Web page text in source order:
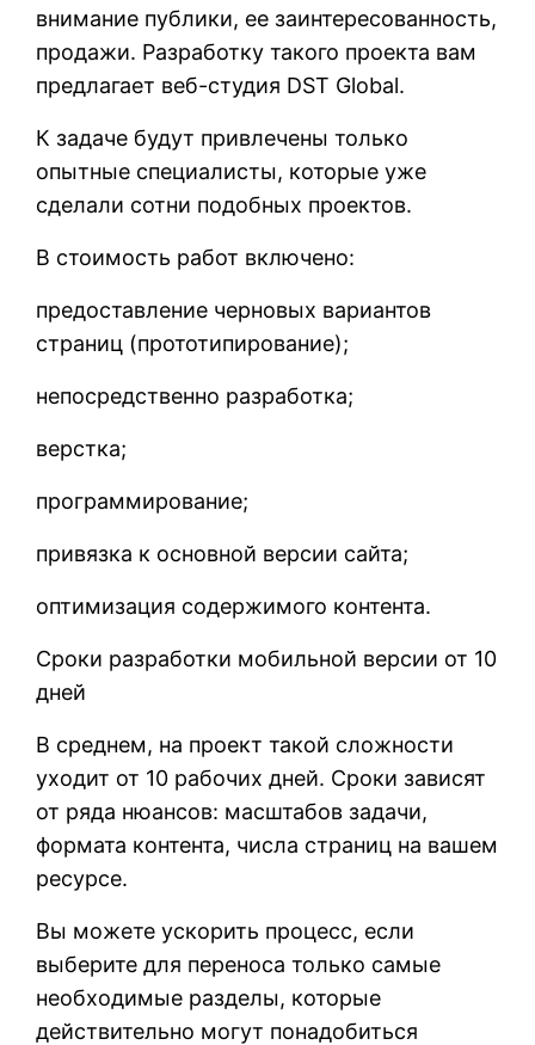
внимание публики, ее заинтересованность,
продажи. Разработку такого проекта вам
предлагает веб-студия DST Global.
К задаче будут привлечены только
опытные специалисты, которые уже
сделали сотни подобных проектов.
В стоимость работ включено:
предоставление черновых вариантов
страниц (прототипирование);
непосредственно разработка;
верстка;
программирование;
привязка к основной версии сайта;
оптимизация содержимого контента.
Сроки разработки мобильной версии от 10
дней
В среднем, на проект такой сложности
уходит от 10 рабочих дней. Сроки зависят
от ряда нюансов: масштабов задачи,
формата контента, числа страниц на вашем
ресурсе.
Вы можете ускорить процесс, если
выберите для переноса только самые
необходимые разделы, которые
действительно могут понадобиться